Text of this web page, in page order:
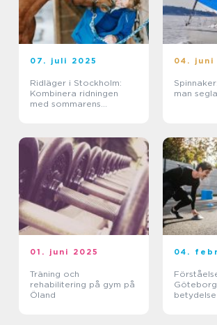
07. juli 2025
Ridläger i Stockholm:
Kombinera ridningen
med sommarens
04. juni
man
01. juni 2025
Träning och
rehabilitering på gym på
Öland
04.